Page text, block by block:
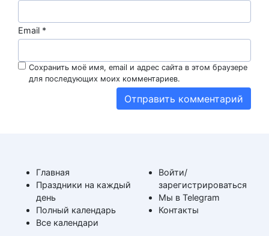
Email *
Сохранить моё имя, email и адрес сайта в этом браузере
для последующих моих комментариев.
Главная
Праздники на каждый
день
Полный календарь
Все календари
Войти/
зарегистрироваться
Мы в Telegram
Контакты